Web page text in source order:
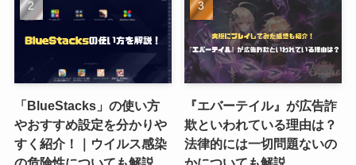
「BlueStacks」の使い方
やおすすめ設定を分かりや
すく紹介！｜ウイルス感染
『エバーテイル』が広告詐
欺といわれている理由は？
法律的には一切問題ないの